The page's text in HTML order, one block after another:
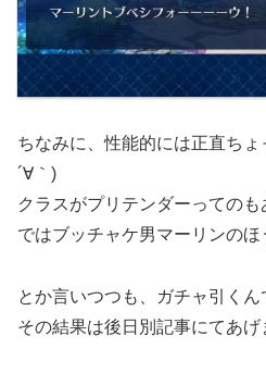
ちなみに、性能的には正直ちょ
´∀｀)
クラスがプリテンダーっての
ではブッチャケ男マーリンのほ
とか言いつつも、ガチャ引く
その結果は後日別記事にてあげ